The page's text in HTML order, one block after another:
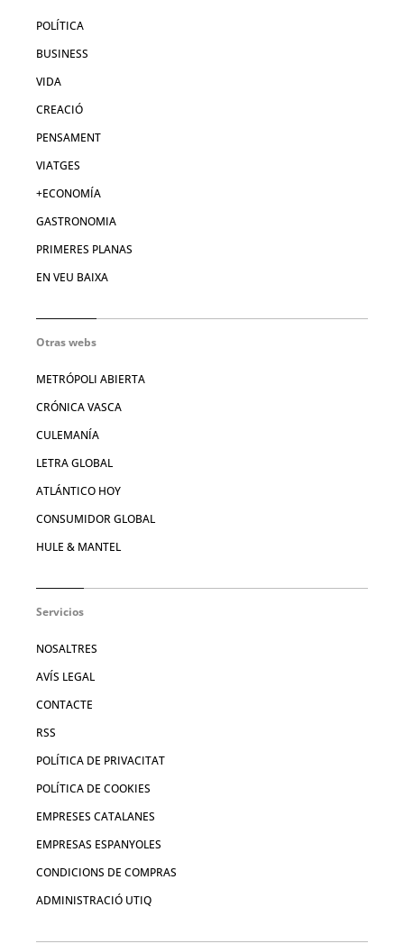
POLÍTICA
BUSINESS
VIDA
CREACIÓ
PENSAMENT
VIATGES
+ECONOMÍA
GASTRONOMIA
PRIMERES PLANAS
EN VEU BAIXA
Otras webs
METRÓPOLI ABIERTA
CRÓNICA VASCA
CULEMANÍA
LETRA GLOBAL
ATLÁNTICO HOY
CONSUMIDOR GLOBAL
HULE & MANTEL
Servicios
NOSALTRES
AVÍS LEGAL
CONTACTE
RSS
POLÍTICA DE PRIVACITAT
POLÍTICA DE COOKIES
EMPRESES CATALANES
EMPRESAS ESPANYOLES
CONDICIONS DE COMPRAS
ADMINISTRACIÓ UTIQ